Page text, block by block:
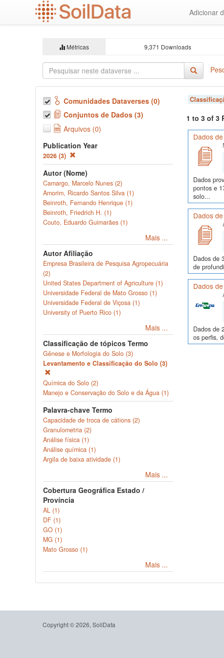
Adicionar
Métricas 9,371 Downloads
Comunidades Dataverses (0)
Conjuntos de Dados (3)
Arquivos (0)
Publication Year
2026 (3)
Autor (Nome)
Camargo, Marcelo Nunes (2)
Amorim, Ricardo Santos Silva (1)
Beinroth, Fernando Henrique (1)
Beinroth, Friedrich H. (1)
Couto, Eduardo Guimarães (1)
Mais ...
Autor Afiliação
Empresa Brasileira de Pesquisa Agropecuária
(2)
United States Department of Agriculture (1)
Universidade Federal de Mato Grosso (1)
Universidade Federal de Viçosa (1)
University of Puerto Rico (1)
Mais ...
Classificação de tópicos Termo
Gênese e Morfologia do Solo (3)
Levantamento e Classificação do Solo (3)
Química do Solo (2)
Manejo e Conservação do Solo e da Água (1)
Palavra-chave Termo
Capacidade de troca de cátions (2)
Granulometria (2)
Análise física (1)
Análise química (1)
Argila de baixa atividade (1)
Mais ...
Cobertura Geográfica Estado /
Província
AL (1)
DF (1)
GO (1)
MG (1)
Mato Grosso (1)
Mais ...
1 to 3 of 3
Dados
Dados
pontos e
solo...
Dados
Dados de
de
Dados
Dados de
os perfis,
Copyright © 2026, SoilData